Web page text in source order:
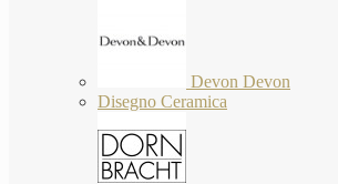
Devon Devon
Disegno Ceramica